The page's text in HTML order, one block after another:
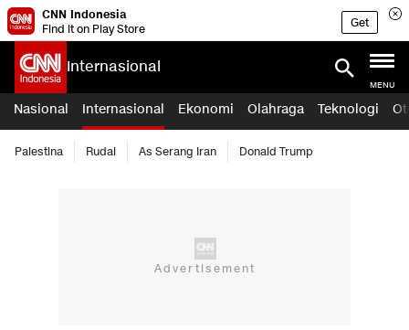
CNN Indonesia
Find it on Play Store
Get
Internasional
MENU
Nasional Internasional Ekonomi Olahraga Teknologi
Palestina Rudal As Serang Iran Donald Trump